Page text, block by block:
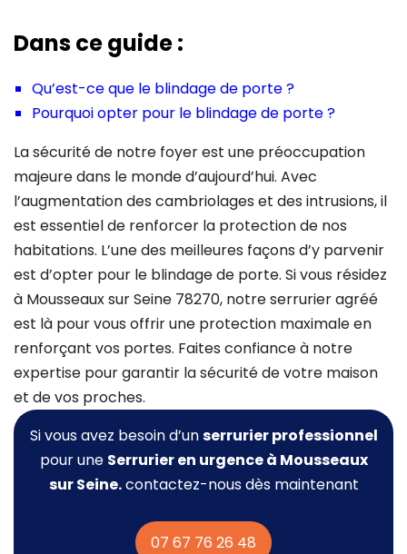
Dans ce guide :
Qu’est-ce que le blindage de porte ?
Pourquoi opter pour le blindage de porte ?
La sécurité de notre foyer est une préoccupation
majeure dans le monde d’aujourd’hui. Avec
l’augmentation des cambriolages et des intrusions, il
est essentiel de renforcer la protection de nos
habitations. L’une des meilleures façons d’y parvenir
est d’opter pour le blindage de porte. Si vous résidez
à Mousseaux sur Seine 78270, notre serrurier agréé
est là pour vous offrir une protection maximale en
renforçant vos portes. Faites confiance à notre
expertise pour garantir la sécurité de votre maison
et de vos proches.
Si vous avez besoin d’unserrurier professionnel
pour une Serrurieren urgence à Mousseaux
sur Seine.contactez-nous dès maintenant
07 67 76 26 48